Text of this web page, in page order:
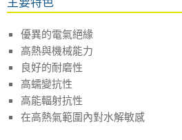
主要特色
優異的電氣絕緣
高熱與機械能力
良好的耐磨性
高蠕變抗性
高能輻射抗性
在高熱氣範圍內對水解敏感